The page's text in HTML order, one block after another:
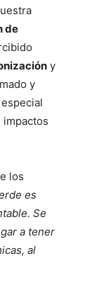
de
y
y
impactos
los
es
Se
a tener
al